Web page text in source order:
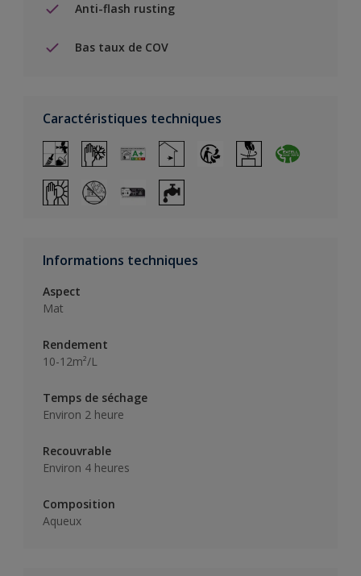
Anti-flash rusting
Bas taux de COV
Caractéristiques techniques
Informations techniques
Aspect
Mat
Rendement
10-12m²/L
Temps de séchage
Environ 2 heure
Recouvrable
Environ 4 heures
Composition
Aqueux